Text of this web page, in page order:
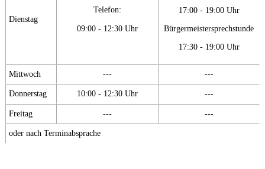
Dienstag
Telefon:
09:00 - 12:30 Uhr
17:00 - 19:00 Uhr
Bürgermeistersprechstunde
17:30 - 19:00 Uhr
Mittwoch --- ---
Donnerstag 10:00 - 12:30 Uhr ---
Freitag --- ---
oder nach Terminabsprache